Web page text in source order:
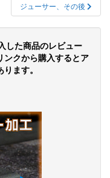
ジューサー、その後
した商品のレビュー
ンクから購入するとア
ます。